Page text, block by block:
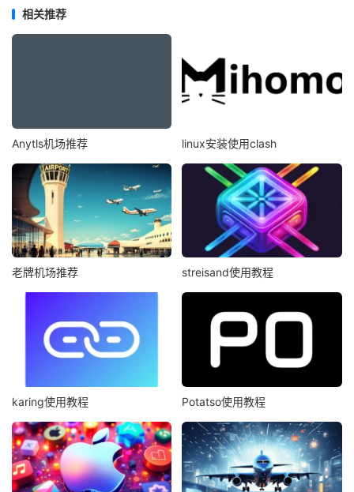
相关推荐
Anytls机场推荐 linux安装使用clash
老牌机场推荐 streisand使用教程
karing使用教程 Potatso使用教程